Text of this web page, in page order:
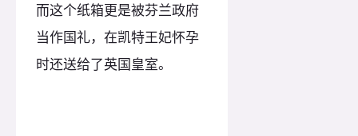
而这个纸箱更是被芬兰政府
当作国礼，在凯特王妃怀孕
时还送给了英国皇室。